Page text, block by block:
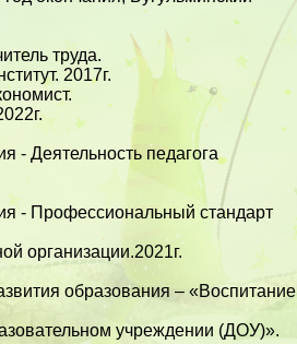
труда.
2017г.
- Деятельность педагога
- Профессиональный стандарт
организации.2021г.
образования – «Воспитание
учреждении (ДОУ)».